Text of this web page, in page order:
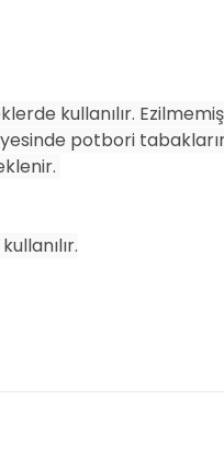
kullanılır.
potbori
yetersiz gördüğünüz